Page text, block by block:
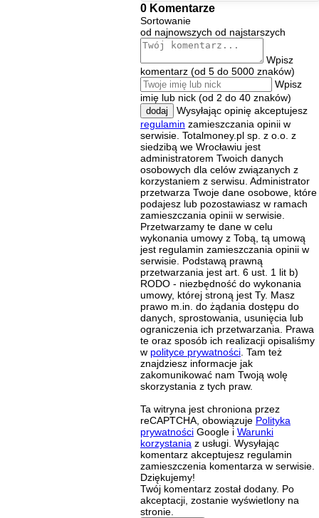
0 Komentarze
Sortowanie
od najnowszych od najstarszych
Wpisz
komentarz (od 5 do 5000 znaków)
Wpisz
imię lub nick (od 2 do 40 znaków)
dodaj
Wysyłając opinię akceptujesz
regulamin zamieszczania opinii w
serwisie. Totalmoney.pl sp. z o.o. z
siedzibą we Wrocławiu jest
administratorem Twoich danych
osobowych dla celów związanych z
korzystaniem z serwisu. Administrator
przetwarza Twoje dane osobowe, które
podajesz lub pozostawiasz w ramach
zamieszczania opinii w serwisie.
Przetwarzamy te dane w celu
wykonania umowy z Tobą, tą umową
jest regulamin zamieszczania opinii w
serwisie. Podstawą prawną
przetwarzania jest art. 6 ust. 1 lit b)
RODO - niezbędność do wykonania
umowy, której stroną jest Ty. Masz
prawo m.in. do żądania dostępu do
danych, sprostowania, usunięcia lub
ograniczenia ich przetwarzania. Prawa
te oraz sposób ich realizacji opisaliśmy
w polityce prywatności . Tam też
znajdziesz informacje jak
zakomunikować nam Twoją wolę
skorzystania z tych praw.
Ta witryna jest chroniona przez
reCAPTCHA, obowiązuje Polityka
prywatności Google i Warunki
korzystania z usługi. Wysyłając
komentarz akceptujesz regulamin
zamieszczenia komentarza w serwisie.
Dziękujemy!
Twój komentarz został dodany. Po
akceptacji, zostanie wyświetlony na
stronie.